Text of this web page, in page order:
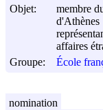
Objet:
membre
d'Athènes
affaires
Groupe:
École
nomination